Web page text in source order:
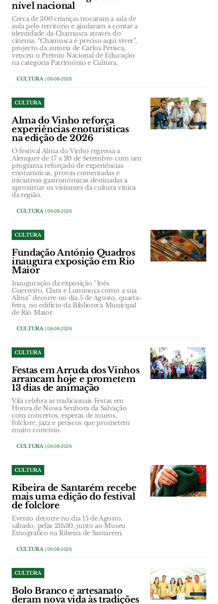
nível nacional
Cerca de 300 crianças trocaram a sala de
aula pelo território e ajudaram a contar a
identidade da Chamusca através do
cinema. “Chamusca é preciso aqui viver”,
projecto da autoria de Carlos Petisca,
venceu o Prémio Nacional de Educação
na categoria Património e Cultura.
CULTURA| 06-08-2026
CULTURA
Alma do Vinho reforça
experiências enoturísticas
na edição de 2026
O festival Alma do Vinho regressa a
Alenquer de 17 a 20 de Setembro com um
programa reforçado de experiências
enoturísticas, provas comentadas e
iniciativas gastronómicas destinadas a
aproximar os visitantes da cultura vínica
da região.
CULTURA| 06-08-2026
CULTURA
Fundação António Quadros
inaugura exposição em Rio
Maior
Inauguração da exposição “Inês
Guerreiro, Clara e Luminosa como a sua
Alma” decorre no dia 5 de Agosto, quarta-
feira, no edifício da Biblioteca Municipal
de Rio Maior.
CULTURA| 06-08-2026
CULTURA
Festas em Arruda dos Vinhos
arrancam hoje e prometem
13 dias de animação
Vila celebra as tradicionais Festas em
Honra de Nossa Senhora da Salvação
com concertos, esperas de touros,
folclore, jazz e petiscos que prometem
muito convívio.
CULTURA| 06-08-2026
CULTURA
Ribeira de Santarém recebe
mais uma edição do festival
de folclore
Evento decorre no dia 15 de Agosto,
sábado, pelas 21h30, junto ao Museu
Etnográfico na Ribeira de Santarém.
CULTURA| 06-08-2026
CULTURA
Bolo Branco e artesanato
deram nova vida às tradições